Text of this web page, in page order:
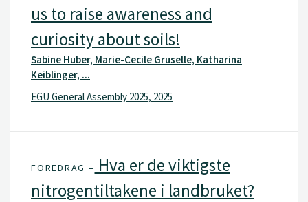
us to raise awareness and
curiosity about soils!
Sabine Huber, Marie-Cecile Gruselle, Katharina
Keiblinger, ...
EGU General Assembly 2025, 2025
FOREDRAG – Hva er de viktigste
nitrogentiltakene i landbruket?